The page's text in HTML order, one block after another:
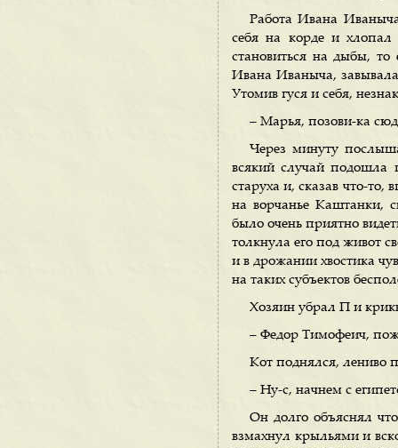
Работа Ивана
себя на корде и хлопал
становиться на дыбы, то
Ивана Иваныча,
Утомив гуся и себя,
– Марья, позови-ка
Через минуту
всякий случай подошла
старуха и, сказав что-
на ворчанье Каштанки,
было очень приятно
толкнула его под живот
и в дрожании хвостика
на таких субъектов
Хозяин убрал П и
– Федор Тимофеич,
Кот поднялся, лениво
– Ну-с, начнем с
Он долго объяснял
взмахнул крыльями и